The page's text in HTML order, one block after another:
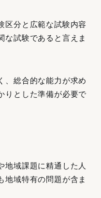
区分と広範な試験内容
な試験であると言えま
、総合的な能力が求め
りとした準備が必要で
地域課題に精通した人
地域特有の問題が含ま